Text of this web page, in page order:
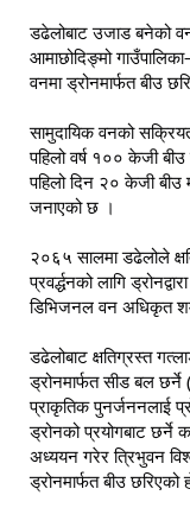
डढेलोबाट उजाड बनेको वन
आमाछोदिङ्मो
वनमा ड्रोनमार्फत बीउ
सामुदायिक वनको
पहिलो वर्ष १०० केजी
पहिलो दिन २० केजी बीउ
जनाएको छ ।
२०६५ सालमा डढेलोले
प्रवर्द्धनको लागि
डिभिजनल वन अधिकृत
डढेलोबाट क्षतिग्रस्त
ड्रोनमार्फत सीड बल
प्राकृतिक पुनर्जननलाई
ड्रोनको प्रयोगबाट
अध्ययन गरेर
ड्रोनमार्फत बीउ छरिएको